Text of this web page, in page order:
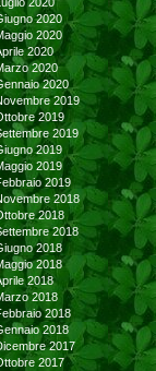
Giugno 2020
Maggio 2020
Aprile 2020
Marzo 2020
Gennaio 2020
Novembre 2019
Ottobre 2019
Settembre 2019
Giugno 2019
Maggio 2019
Febbraio 2019
Novembre 2018
Ottobre 2018
Settembre 2018
Giugno 2018
Maggio 2018
Aprile 2018
Marzo 2018
Febbraio 2018
Gennaio 2018
Dicembre 2017
Ottobre 2017